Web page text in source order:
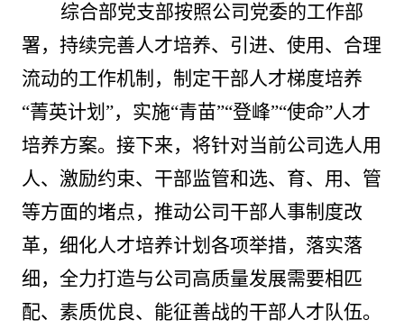
综合部党支部按照公司党委的工作部
署，持续完善人才培养、引进、使用、合理
流动的工作机制，制定干部人才梯度培养
“菁英计划”，实施“青苗”“登峰”“使命”人才
培养方案。接下来，将针对当前公司选人用
人、激励约束、干部监管和选、 育、 用 、 管
等方面的堵点， 推动公司干部人事制度改
革， 细化人才培养计划各项举措，落实落
细， 全力打造与公司高质量发展需要相匹
配、素质优良、能征善战的干部人才队伍。